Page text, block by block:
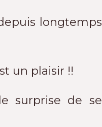
longtemps
un plaisir !!
surprise de se